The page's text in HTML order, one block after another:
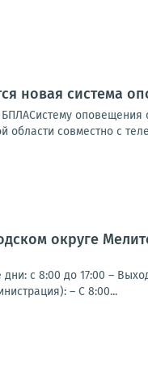
новая система
оповещения
совместно с
округе
с 8:00 до 17:00 –
– С 8:00...